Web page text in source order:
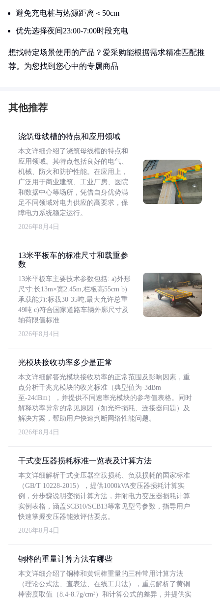
避免充电桩与热源距离＜50cm
优先选择夜间23:00-7:00时段充电
想找特定场景使用的产品？爱采购能根据需求精准匹配推
荐。为您找到您心中的专属商品
其他推荐
浇筑母线槽的特点和应用领域
本文详细介绍了浇筑母线槽的特点和
应用领域。其特点包括良好的电气、
机械、防火和防护性能。在应用上，
广泛用于商业建筑、工业厂房、医院
和数据中心等场所，凭借自身优势满
足不同领域对电力供应的高要求，保
障电力系统稳定运行。
2026年8月4日
13米平板车的标准尺寸和载重参
数
13米平板车主要技术参数包括: a)外形
尺寸:长13m×宽2.45m,栏板高55cm b)
承载能力:标载30-35吨,最大允许总重
49吨 c)符合国家道路车辆外廓尺寸及
轴荷限值标准
2026年8月4日
光模块接收功率多少是正常
本文详细解答光模块接收功率的正常范围及影响因素，重
点分析千兆光模块的收光标准（典型值为-3dBm
至-24dBm），并提供不同速率光模块的参考值表格。同时
解释功率异常的常见原因（如光纤损耗、连接器问题）及
解决方案，帮助用户快速判断网络性能问题。
2026年8月4日
干式变压器损耗标准一览表及计算方法
本文详细解析干式变压器空载损耗、负载损耗的国家标准
（GB/T 10228-2015），提供1000kVA变压器损耗计算实
例，分步骤说明变损计算方法，并附电力变压器损耗计算
实例表格，涵盖SCB10/SCB13等常见型号参数，指导用户
快速掌握变压器能效评估要点。
2026年8月4日
铜棒的重量计算方法有哪些
本文详细介绍了铜棒和黄铜棒重量的三种常用计算方法
（理论公式法、查表法、在线工具法），重点解析了黄铜
棒密度取值（8.4-8.7g/cm³）和计算公式的差异，并提供实